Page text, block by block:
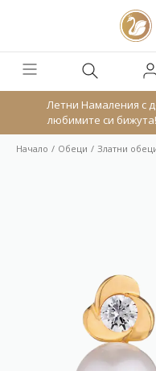
Летни Намаления с
любимите си
Начало Обeци Златни